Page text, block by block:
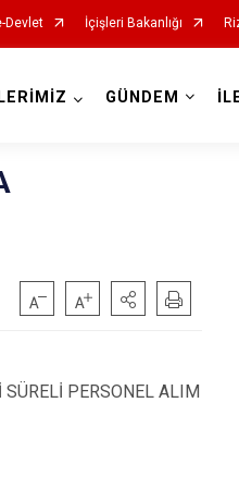
Devlet İçişleri Bakanlığı
İkizdere
GÜNDEM
PERSONEL ALIM